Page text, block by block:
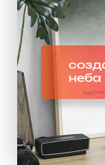
неба